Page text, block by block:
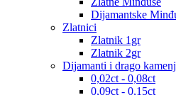
Dijamantske
Zlatnici
Zlatnik 1gr
Zlatnik 2gr
Dijamanti i drago
0,02ct - 0,08ct
0,09ct - 0,15ct